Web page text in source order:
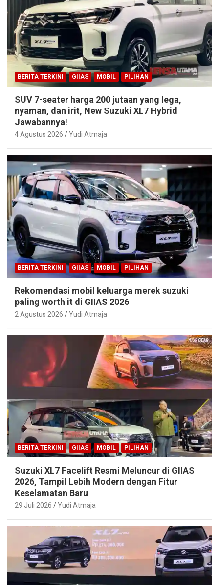
BERITA TERKINI GIIAS MOBIL PILIHAN
SUV 7-seater harga 200 jutaan yang lega,
nyaman, dan irit, New Suzuki XL7 Hybrid
Jawabannya!
4 Agustus 2026 Yudi Atmaja
BERITA TERKINI GIIAS MOBIL PILIHAN
Rekomendasi mobil keluarga merek suzuki
paling worth it di GIIAS 2026
2 Agustus 2026 Yudi Atmaja
BERITA TERKINI GIIAS MOBIL PILIHAN
Suzuki XL7 Facelift Resmi Meluncur di GIIAS
2026, Tampil Lebih Modern dengan Fitur
Keselamatan Baru
29 Juli 2026 Yudi Atmaja